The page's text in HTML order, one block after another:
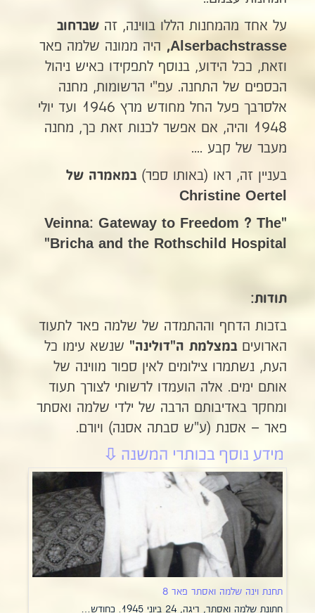
על אחד מהמחנות הללו בווינה, זה שברחוב
Alserbachstrasse
, היה ממונה שלמה פאר
וזאת, ככל הידוע, בנוסף לתפקידו כאיש ניהול
הכספים של התחנה. עפ"י הרשומות, מחנה
אלסרבך פעל החל מחודש מרץ 1946 ועד יולי
1948 והיה, אם אפשר לכנות זאת כך, מחנה
מעבר של קבע ....
בעניין זה, ראו (באותו ספר)במאמרה של
Christine Oertel
"Veinna: Gateway to Freedom ? The
Bricha and the Rothschild Hospital"
תודות:
בזכות הדחף וההתמדה של שלמה פאר לתעוד
הארועיםבמצלמת ה"דולינה" שנשא עימו כל
העת, נשתמרו צילומים לאין ספור מווינה של
אותם ימים. אלה הועמדו לרשותי לצורך תעוד
ומחקר באדיבותם הרבה של ילדי שלמה ואסתר
פאר – אסנת (ע"ש סבתה אסנה) ויורם.
תחנת וינה שלמה ואסתר פאר 8
חתונת שלמה ואסתר, ריגה, 24 ביוני 1945. כחודש…